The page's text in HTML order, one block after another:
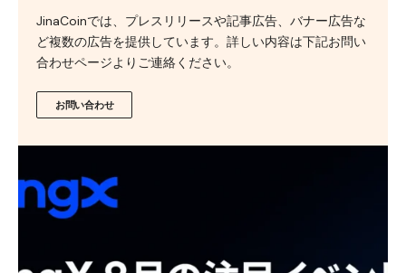
JinaCoinでは、プレスリリースや記事広告、バナー広告な
ど複数の広告を提供しています。詳しい内容は下記お問い
合わせページよりご連絡ください。
お問い合わせ